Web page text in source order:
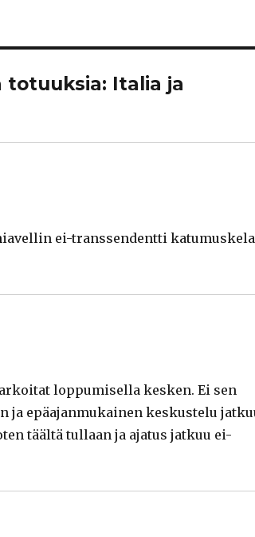
totuuksia: Italia ja
ei-transsendentti katumuskela
loppumisella kesken. Ei sen
ja epäajanmukainen keskustelu
täältä tullaan ja ajatus jatkuu ei-